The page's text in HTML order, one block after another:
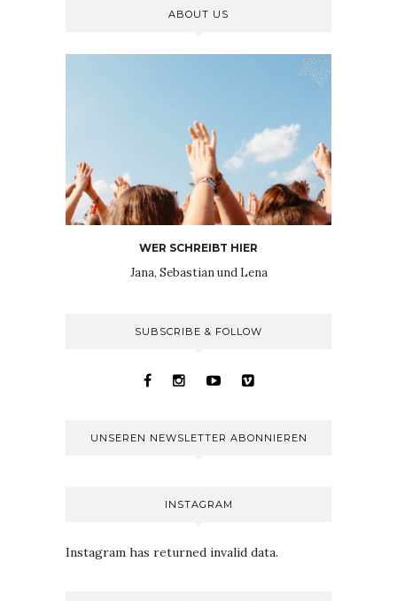
ABOUT US
WER SCHREIBT HIER
Jana, Sebastian und Lena
SUBSCRIBE & FOLLOW
UNSEREN NEWSLETTER ABONNIEREN
INSTAGRAM
Instagram has returned invalid data.